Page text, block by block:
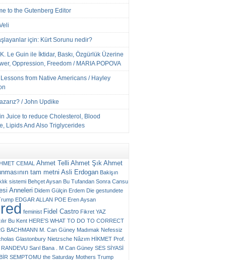
to the Gutenberg Editor
için: Kürt Sorunu nedir?
Le Guin ile İktidar, Baskı, Özgürlük Üzerine
Oppression, Freedom / MARIA POPOVA
from Native Americans / Hayley
/ John Updike
Juice to reduce Cholesterol, Blood
Lipids And Also Triglycerides
CEMAL Ahmet Telli Ahmet Şık Ahmet
tam metni Asli Erdogan Bakişın
sistemi Behçet Aysan Bu Tufandan Sonra Cansu
Anneleri Didem Gülçin Erdem Die gestundete
EDGAR ALLAN POE Eren Aysan
feminist Fidel Castro Fikret YAZ
Bu Kent HERE’S WHAT TO DO TO CORRECT
BACHMANN M. Can Güney Madımak Nefessiz
Glastonbury Nietzsche Nâzım HİKMET Prof.
RANDEVU Sarıl Bana . M Can Güney SES SİYASİ
SEMPTOMU the Saturday Mothers Trump